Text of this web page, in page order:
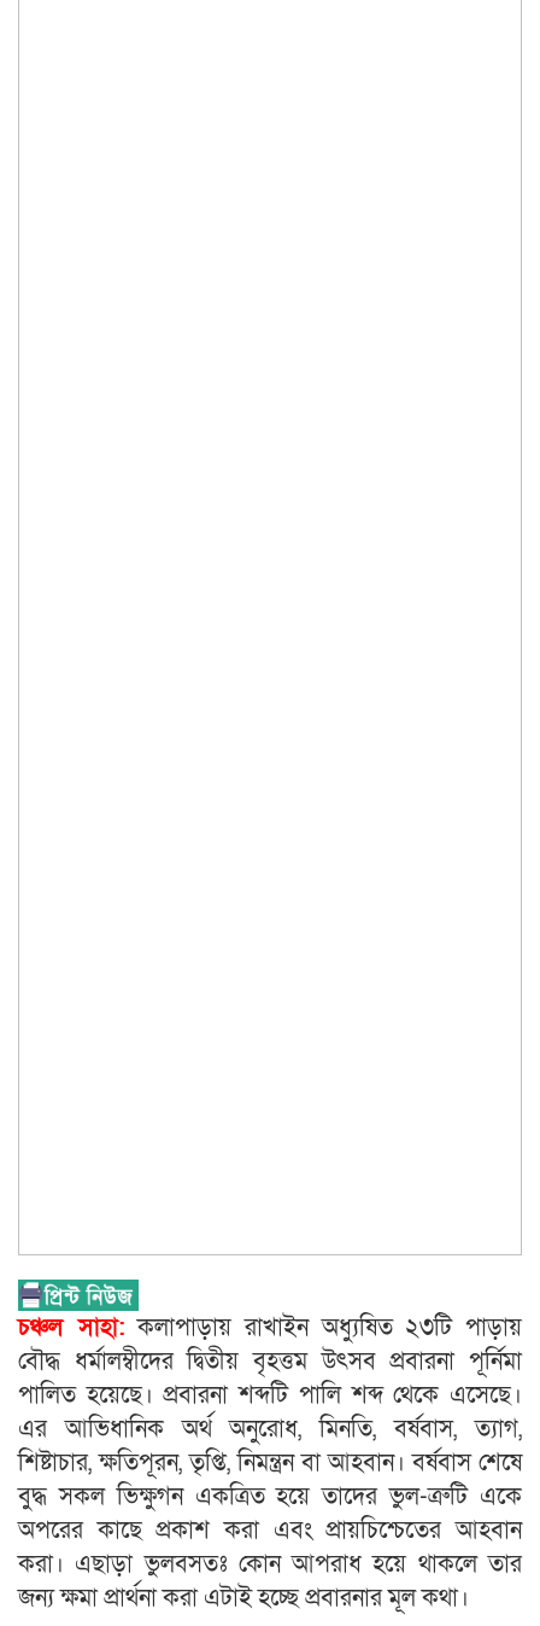
চঞ্চল সাহা: কলাপাড়ায় রাখাইন অধ্যুষিত ২৩টি পাড়ায়
বৌদ্ধ ধর্মালম্বীদের দ্বিতীয় বৃহত্তম উৎসব প্রবারনা পূর্নিমা
পালিত হয়েছে। প্রবারনা শব্দটি পালি শব্দ থেকে এসেছে।
এর আভিধানিক অর্থ অনুরোধ, মিনতি, বর্ষবাস, ত্যাগ,
শিষ্টাচার, ক্ষতিপূরন, তৃপ্তি, নিমন্ত্রন বা আহবান। বর্ষবাস শেষে
বুদ্ধ সকল ভিক্ষুগন একত্রিত হয়ে তাদের ভুল-ত্রুটি একে
অপরের কাছে প্রকাশ করা এবং প্রায়চিশ্চেতের আহবান
করা। এছাড়া ভুলবসতঃ কোন আপরাধ হয়ে থাকলে তার
জন্য ক্ষমা প্রার্থনা করা এটাই হচ্ছে প্রবারনার মূল কথা।